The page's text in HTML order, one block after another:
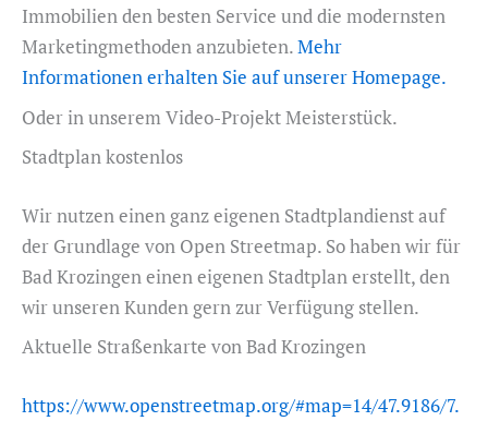
Immobilien den besten Service und die modernsten
Marketingmethoden anzubieten.Mehr
Informationen erhalten Sie auf unserer Homepage.
Oder in unserem Video-Projekt Meisterstück.
Stadtplan kostenlos
Wir nutzen einen ganz eigenen Stadtplandienst auf
der Grundlage von Open Streetmap. So haben wir für
Bad Krozingen einen eigenen Stadtplan erstellt, den
wir unseren Kunden gern zur Verfügung stellen.
Aktuelle Straßenkarte von Bad Krozingen
https://www.openstreetmap.org/#map=14/47.9186/7.